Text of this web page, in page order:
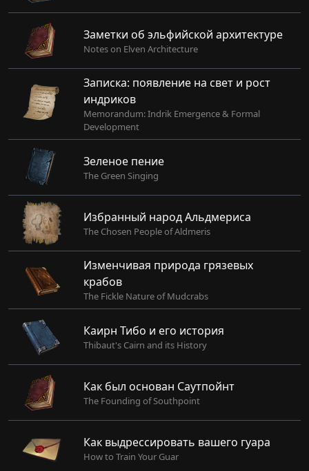
Заметки об эльфийской архитектуре
Notes on Elven Architecture
Записка: появление на свет и рост
индриков
Memorandum: Indrik Emergence & Formal
Development
Зеленое пение
The Green Singing
Избранный народ Альдмериса
The Chosen People of Aldmeris
Изменчивая природа грязевых
крабов
The Fickle Nature of Mudcrabs
Каирн Тибо и его история
Thibaut's Cairn and its History
Как был основан Саутпойнт
The Founding of Southpoint
Как выдрессировать вашего гуара
How to Train Your Guar